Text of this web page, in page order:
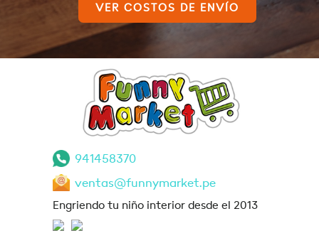
VER COSTOS DE ENVÍO
941458370
ventas@funnymarket.pe
Engriendo tu niño interior desde el 2013